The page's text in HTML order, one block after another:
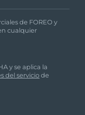
de FOREO y
cualquier
y se aplica la
del serviciode